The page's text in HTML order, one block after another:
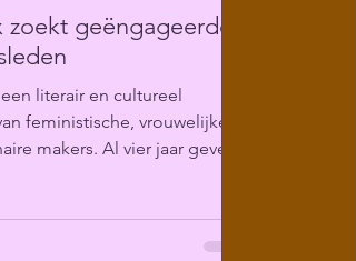
zoekt geëngageerde
literair en cultureel
feministische, vrouwelijke
makers. Al vier jaar geven